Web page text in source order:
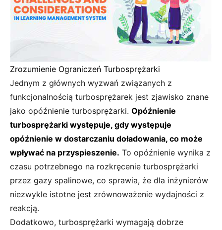
Zrozumienie Ograniczeń Turbosprężarki
Jednym z głównych wyzwań związanych z
funkcjonalnością turbosprężarek jest zjawisko znane
jako opóźnienie turbosprężarki. Opóźnienie
turbosprężarki występuje, gdy występuje
opóźnienie w dostarczaniu doładowania, co może
wpływać na przyspieszenie. To opóźnienie wynika z
czasu potrzebnego na rozkręcenie turbosprężarki
przez gazy spalinowe, co sprawia, że dla inżynierów
niezwykle istotne jest zrównoważenie wydajności z
reakcją.
Dodatkowo, turbosprężarki wymagają dobrze